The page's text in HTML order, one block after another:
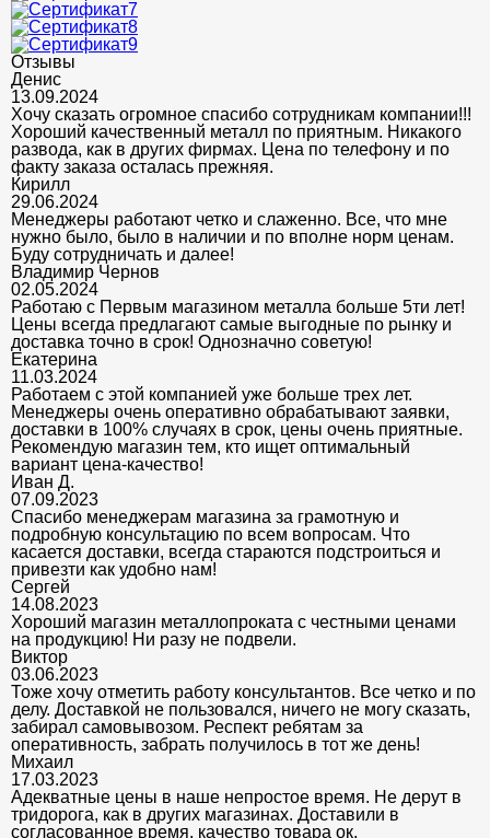
Отзывы
Денис
13.09.2024
Хочу сказать огромное спасибо сотрудникам компании!!!
Хороший качественный металл по приятным. Никакого
развода, как в других фирмах. Цена по телефону и по
факту заказа осталась прежняя.
Кирилл
29.06.2024
Менеджеры работают четко и слаженно. Все, что мне
нужно было, было в наличии и по вполне норм ценам.
Буду сотрудничать и далее!
Владимир Чернов
02.05.2024
Работаю с Первым магазином металла больше 5ти лет!
Цены всегда предлагают самые выгодные по рынку и
доставка точно в срок! Однозначно советую!
Екатерина
11.03.2024
Работаем с этой компанией уже больше трех лет.
Менеджеры очень оперативно обрабатывают заявки,
доставки в 100% случаях в срок, цены очень приятные.
Рекомендую магазин тем, кто ищет оптимальный
вариант цена-качество!
Иван Д.
07.09.2023
Спасибо менеджерам магазина за грамотную и
подробную консультацию по всем вопросам. Что
касается доставки, всегда стараются подстроиться и
привезти как удобно нам!
Сергей
14.08.2023
Хороший магазин металлопроката с честными ценами
на продукцию! Ни разу не подвели.
Виктор
03.06.2023
Тоже хочу отметить работу консультантов. Все четко и по
делу. Доставкой не пользовался, ничего не могу сказать,
забирал самовывозом. Респект ребятам за
оперативность, забрать получилось в тот же день!
Михаил
17.03.2023
Адекватные цены в наше непростое время. Не дерут в
тридорога, как в других магазинах. Доставили в
согласованное время, качество товара ок.